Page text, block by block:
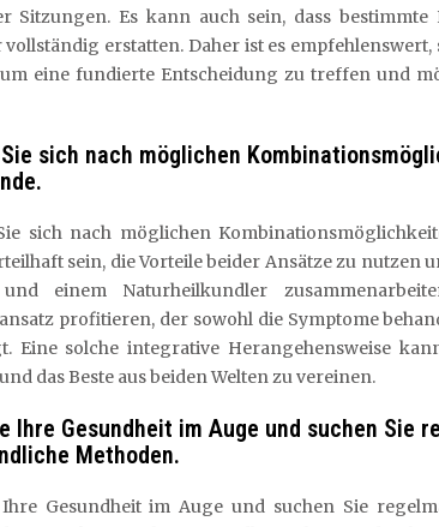
Sitzungen. Es kann auch sein, dass
vollständig erstatten. Daher ist es
eine fundierte Entscheidung zu treffen und
sich nach möglichen
sich nach möglichen
sein, die Vorteile beider Ansätze zu nutzen
einem Naturheilkundler
profitieren, der sowohl die Symptome
Eine solche integrative Herangehensweise
das Beste aus beiden Welten zu vereinen.
Ihre Gesundheit im Auge und suchen Sie
Methoden.
Ihre Gesundheit im Auge und suchen Sie